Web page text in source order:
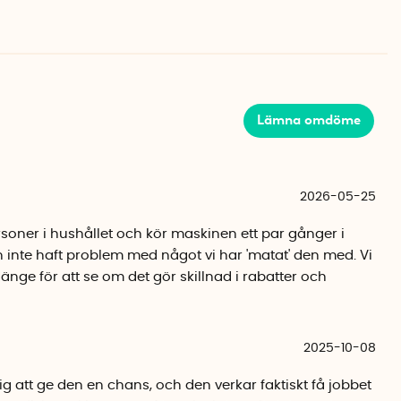
som effektivt neutraliserar dofter.
den även kött, fisk, mejeriprodukter, bröd, kaffefilter,
För bästa resultat är det bra att mixa olika typer
större kvistar samt köttben bör undvikas
i botten.
runt
ut ur maskinen är rik på organiska ämnen, kväve,
som stärker växters tillväxt och jordens
lätt att hantera och helt fri från skadliga tillsatser.
Lämna omdöme
2026-05-25
i hushållet och kör maskinen ett par gånger i
inte haft problem med något vi har 'matat' den med. Vi
för att se om det gör skillnad i rabatter och
2025-10-08
att ge den en chans, och den verkar faktiskt få jobbet